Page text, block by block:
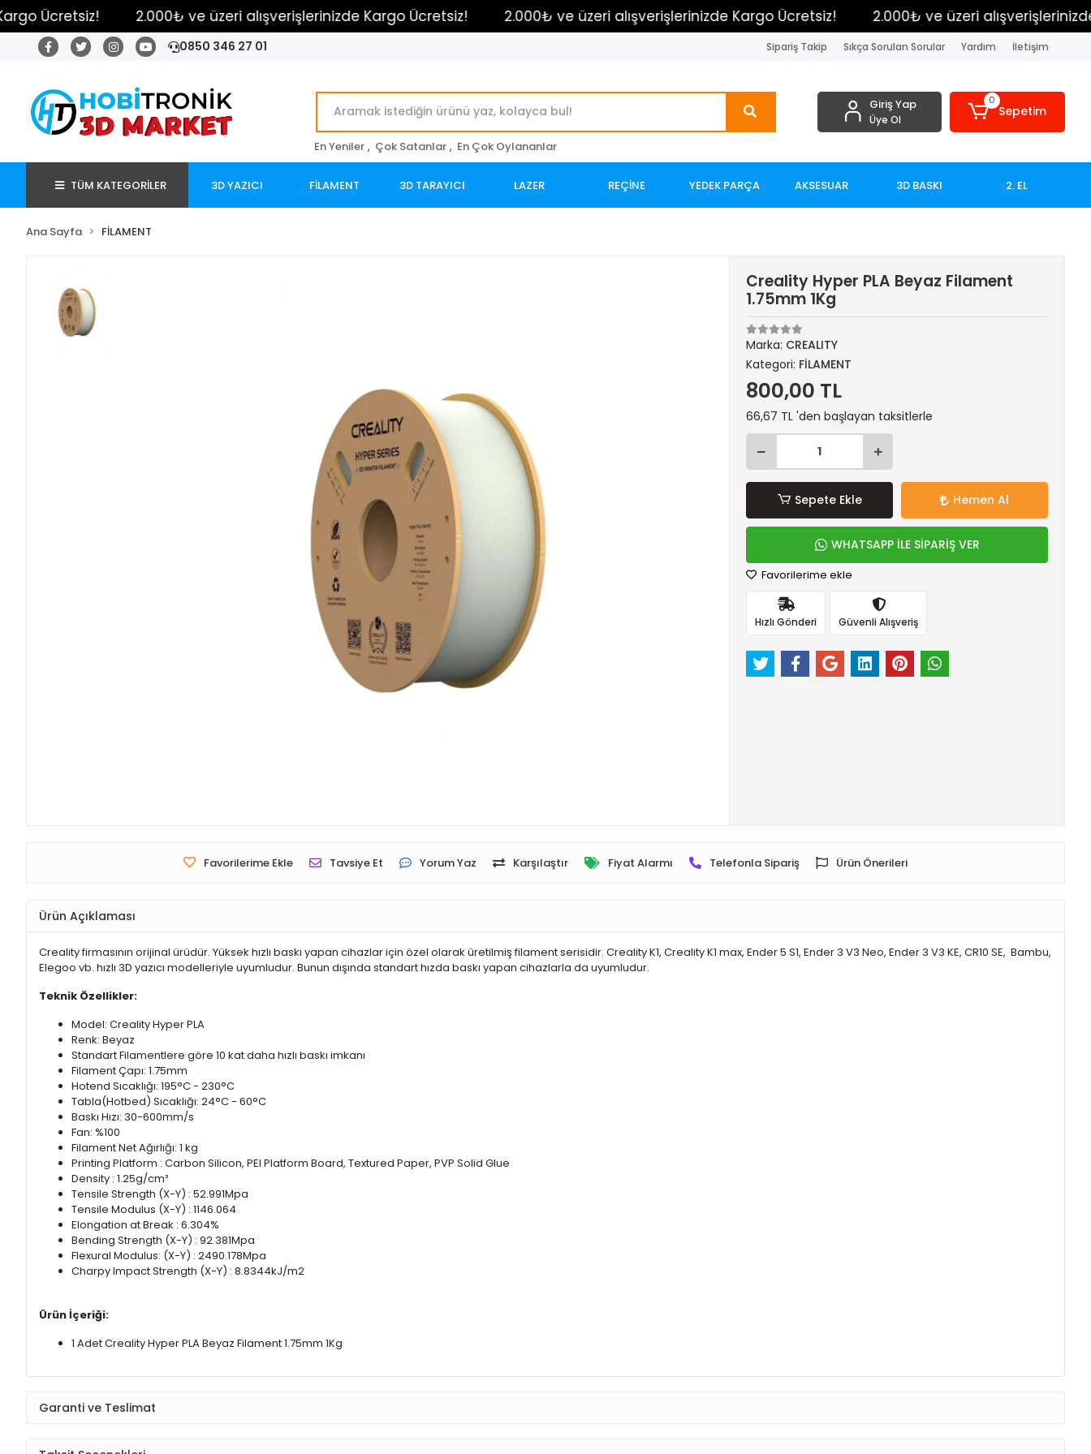
2.000₺ ve üzeri alışverişlerinizde Kargo Ücretsiz! 2.000₺ ve üzeri alışverişlerinizde Kargo Ücretsiz! 2.000₺ ve üzeri alışverişlerinizde
0850 346 27 01 Sipariş Takip Sıkça Sorulan Sorular Yardım İletişim
En Yeniler , Çok Satanlar , En Çok Oylananlar
Giriş Yap
Üye Ol
0
Sepetim
TÜM KATEGORİLER 3D YAZICI FİLAMENT 3D TARAYICI LAZER REÇİNE YEDEK PARÇA AKSESUAR 3D BASKI 2. EL
Ana Sayfa FİLAMENT
Creality Hyper PLA Beyaz Filament
1.75mm 1Kg
Marka: CREALITY
Kategori: FİLAMENT
800,00 TL
66,67 TL 'den başlayan taksitlerle
Sepete Ekle Hemen Al
WHATSAPP İLE SİPARİŞ VER
Favorilerime ekle
Hızlı Gönderi Güvenli Alışveriş
Favorilerime Ekle Tavsiye Et Yorum Yaz Karşılaştır Fiyat Alarmı Telefonla Sipariş Ürün Önerileri
Ürün Açıklaması
Creality firmasının orijinal ürüdür. Yüksek hızlı baskı yapan cihazlar için özel olarak üretilmiş filament serisidir. Creality K1, Creality K1 max, Ender 5 S1, Ender 3 V3 Neo, Ender 3 V3 KE, CR10 SE, Bambu,
Elegoo vb. hızlı 3D yazıcı modelleriyle uyumludur. Bunun dışında standart hızda baskı yapan cihazlarla da uyumludur.
Teknik Özellikler:
Model: Creality Hyper PLA
Renk: Beyaz
Standart Filamentlere göre 10 kat daha hızlı baskı imkanı
Filament Çapı: 1.75mm
Hotend Sıcaklığı: 195°C - 230°C
Tabla(Hotbed) Sıcaklığı: 24°C - 60°C
Baskı Hızı: 30-600mm/s
Fan: %100
Filament Net Ağırlığı: 1 kg
Printing Platform : Carbon Silicon, PEI Platform Board, Textured Paper, PVP Solid Glue
Density : 1.25g/cm³
Tensile Strength (X-Y) : 52.991Mpa
Tensile Modulus (X-Y) : 1146.064
Elongation at Break : 6.304%
Bending Strength (X-Y) : 92.381Mpa
Flexural Modulus: (X-Y) : 2490.178Mpa
Charpy Impact Strength (X-Y) : 8.8344kJ/m2
Ürün İçeriği:
1 Adet Creality Hyper PLA Beyaz Filament 1.75mm 1Kg
Garanti ve Teslimat